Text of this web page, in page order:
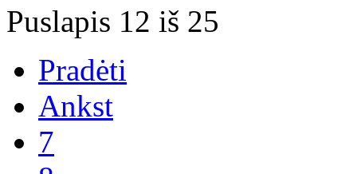
Puslapis 12 iš 25
Pradėti
Ankst
7